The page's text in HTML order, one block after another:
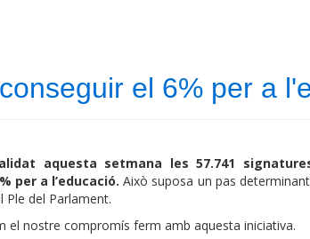
el 6% per a
aquesta setmana les 57.741
per a l’educació. Això suposa un pas
del Parlament.
el nostre compromís ferm amb aquesta iniciativa.